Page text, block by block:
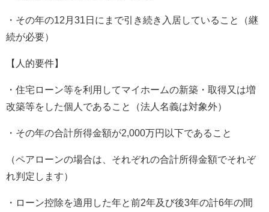
・その年の12月31日にまで引き続き入居していること（継
続が必要）
【人的要件】
・住宅ローン等を利用してマイホームの新築・取得又は増
改築等をした個人であること（法人名義は対象外）
・その年の合計所得金額が2,000万円以下であること
（ペアローンの場合は、それぞれの合計所得金額でそれぞ
れ判定します）
・ローン控除を適用した年と前2年及び後3年の計6年の間